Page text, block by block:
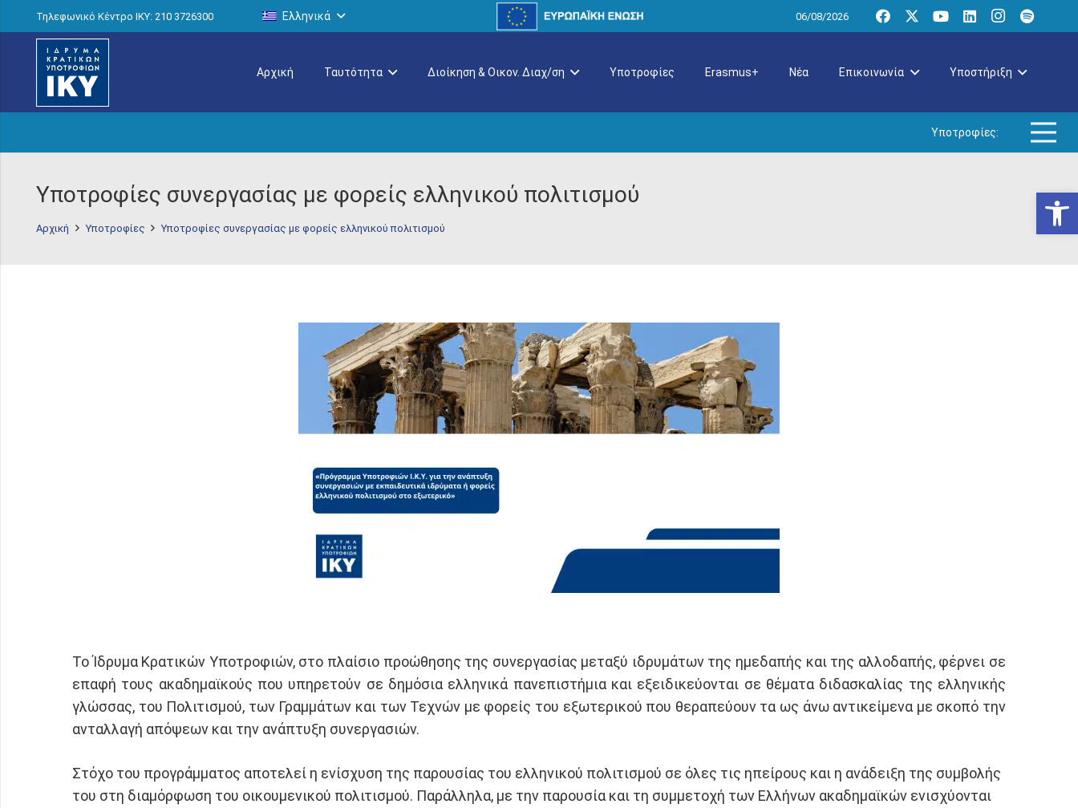
Τηλεφωνικό Κέντρο IKY: 210 3726300 Ελληνικά 06/08/2026
Αρχική Ταυτότητα Διοίκηση & Οικον. Διαχ/ση Υποτροφίες Erasmus+ Νέα Επικοινωνία Υποστήριξη
Υποτροφίες:
Υποτροφίες συνεργασίας με φορείς ελληνικού πολιτισμού
Αρχική Υποτροφίες Υποτροφίες συνεργασίας με φορείς ελληνικού πολιτισμού
Το Ίδρυμα Κρατικών Υποτροφιών, στο πλαίσιο προώθησης της συνεργασίας μεταξύ ιδρυμάτων της ημεδαπής και της αλλοδαπής, φέρνει σε
επαφή τους ακαδημαϊκούς που υπηρετούν σε δημόσια ελληνικά πανεπιστήμια και εξειδικεύονται σε θέματα διδασκαλίας της ελληνικής
γλώσσας, του Πολιτισμού, των Γραμμάτων και των Τεχνών με φορείς του εξωτερικού που θεραπεύουν τα ως άνω αντικείμενα με σκοπό την
ανταλλαγή απόψεων και την ανάπτυξη συνεργασιών.
Στόχο του προγράμματος αποτελεί η ενίσχυση της παρουσίας του ελληνικού πολιτισμού σε όλες τις ηπείρους και η ανάδειξη της συμβολής
του στη διαμόρφωση του οικουμενικού πολιτισμού. Παράλληλα, με την παρουσία και τη συμμετοχή των Ελλήνων ακαδημαϊκών ενισχύονται